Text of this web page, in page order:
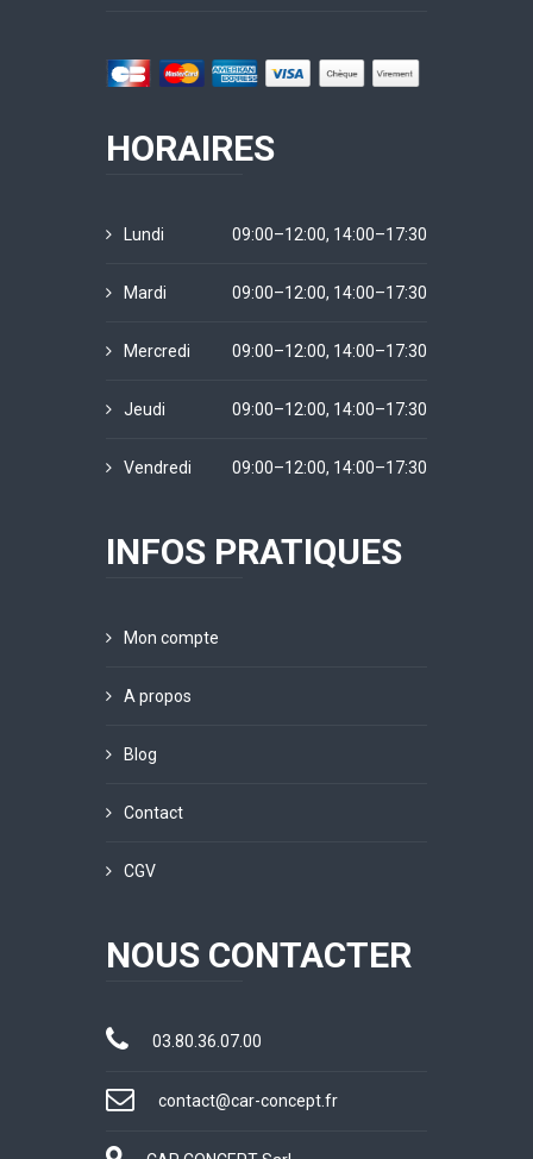
HORAIRES
Lundi 09:00–12:00, 14:00–17:30
Mardi 09:00–12:00, 14:00–17:30
Mercredi 09:00–12:00, 14:00–17:30
Jeudi 09:00–12:00, 14:00–17:30
Vendredi 09:00–12:00, 14:00–17:30
INFOS PRATIQUES
Mon compte
A propos
Blog
Contact
CGV
NOUS CONTACTER
03.80.36.07.00
contact@car-concept.fr